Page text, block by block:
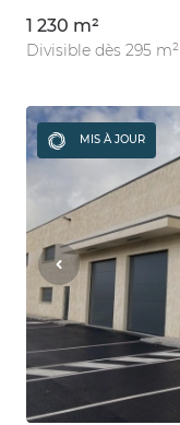
1 230 m²
Divisible dès 295 m²
MIS À JOUR